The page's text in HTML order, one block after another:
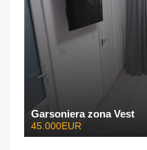
Garsoniera zona Vest
45.000EUR